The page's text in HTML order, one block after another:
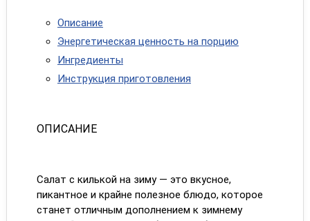
Описание
Энергетическая ценность на порцию
Ингредиенты
Инструкция приготовления
ОПИСАНИЕ
Салат с килькой на зиму — это вкусное,
пикантное и крайне полезное блюдо, которое
станет отличным дополнением к зимнему